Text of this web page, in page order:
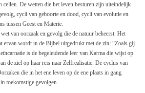
cellen. De wetten die het leven besturen zijn uiteindelijk
cycli van geboorte en dood, cycli van evolutie en
tussen Geest en Materie.
van oorzaak en gevolg die de natuur beheerst. Het
ervan wordt in de Bijbel uitgedrukt met de zin: “Zoals gij
is de begeleidende leer van Karma die wijst op
de ziel op haar reis naar Zelfrealisatie. De cyclus van
die in het ene leven op de ene plaats in gang
toekomstige gevolgen.